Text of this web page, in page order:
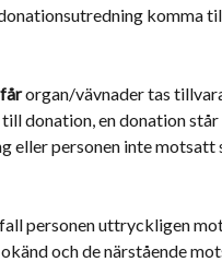
komma
fårorgan/vävnader tas
donation, en donation står
eller personen inte motsatt
personen uttryckligen
och de närstående